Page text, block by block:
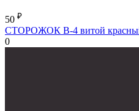
50 ₽
СТОРОЖОК В-4 витой
0